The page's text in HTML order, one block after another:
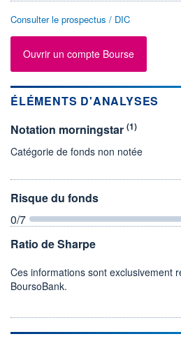
Consulter le prospectus / DIC
Ouvrir un compte Bourse
ÉLÉMENTS D'ANALYSES
Notation morningstar (1)
Catégorie de fonds non notée
Risque du fonds
0/7
Ratio de Sharpe
Ces informations sont exclusivement
BoursoBank.